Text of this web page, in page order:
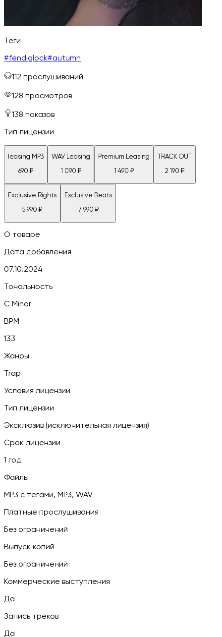
Теги
#fendiglock#autumn
112 прослушиваний
128 просмотров
138 показов
Тип лицензии
leasing MP3
690 ₽
WAV Leasing
1 090 ₽
Premium Leasing
1 490 ₽
TRACK OUT
2 190 ₽
Exclusive Rights
5 990 ₽
Exclusive Beats
7 990 ₽
О товаре
Дата добавления
07.10.2024
Тональность
C Minor
BPM
133
Жанры
Trap
Условия лицензии
Тип лицензии
Эксклюзив (исключительная лицензия)
Срок лицензии
1 год
Файлы
MP3 c тегами, MP3, WAV
Платные прослушивания
Без ограничений
Выпуск копий
Без ограничений
Коммерческие выступления
Да
Запись треков
Да